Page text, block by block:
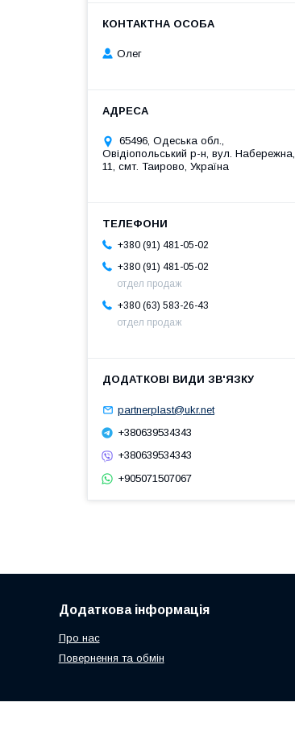
Олег
65496, Одеська обл.,
Овідіопольський р-н, вул. Набережна,
11, смт. Таирово, Україна
+380 (91) 481-05-02
+380 (91) 481-05-02
отдел продаж
+380 (63) 583-26-43
отдел продаж
partnerplast@ukr.net
+380639534343
+380639534343
+905071507067
Додаткова інформація
Про нас
Повернення та обмін